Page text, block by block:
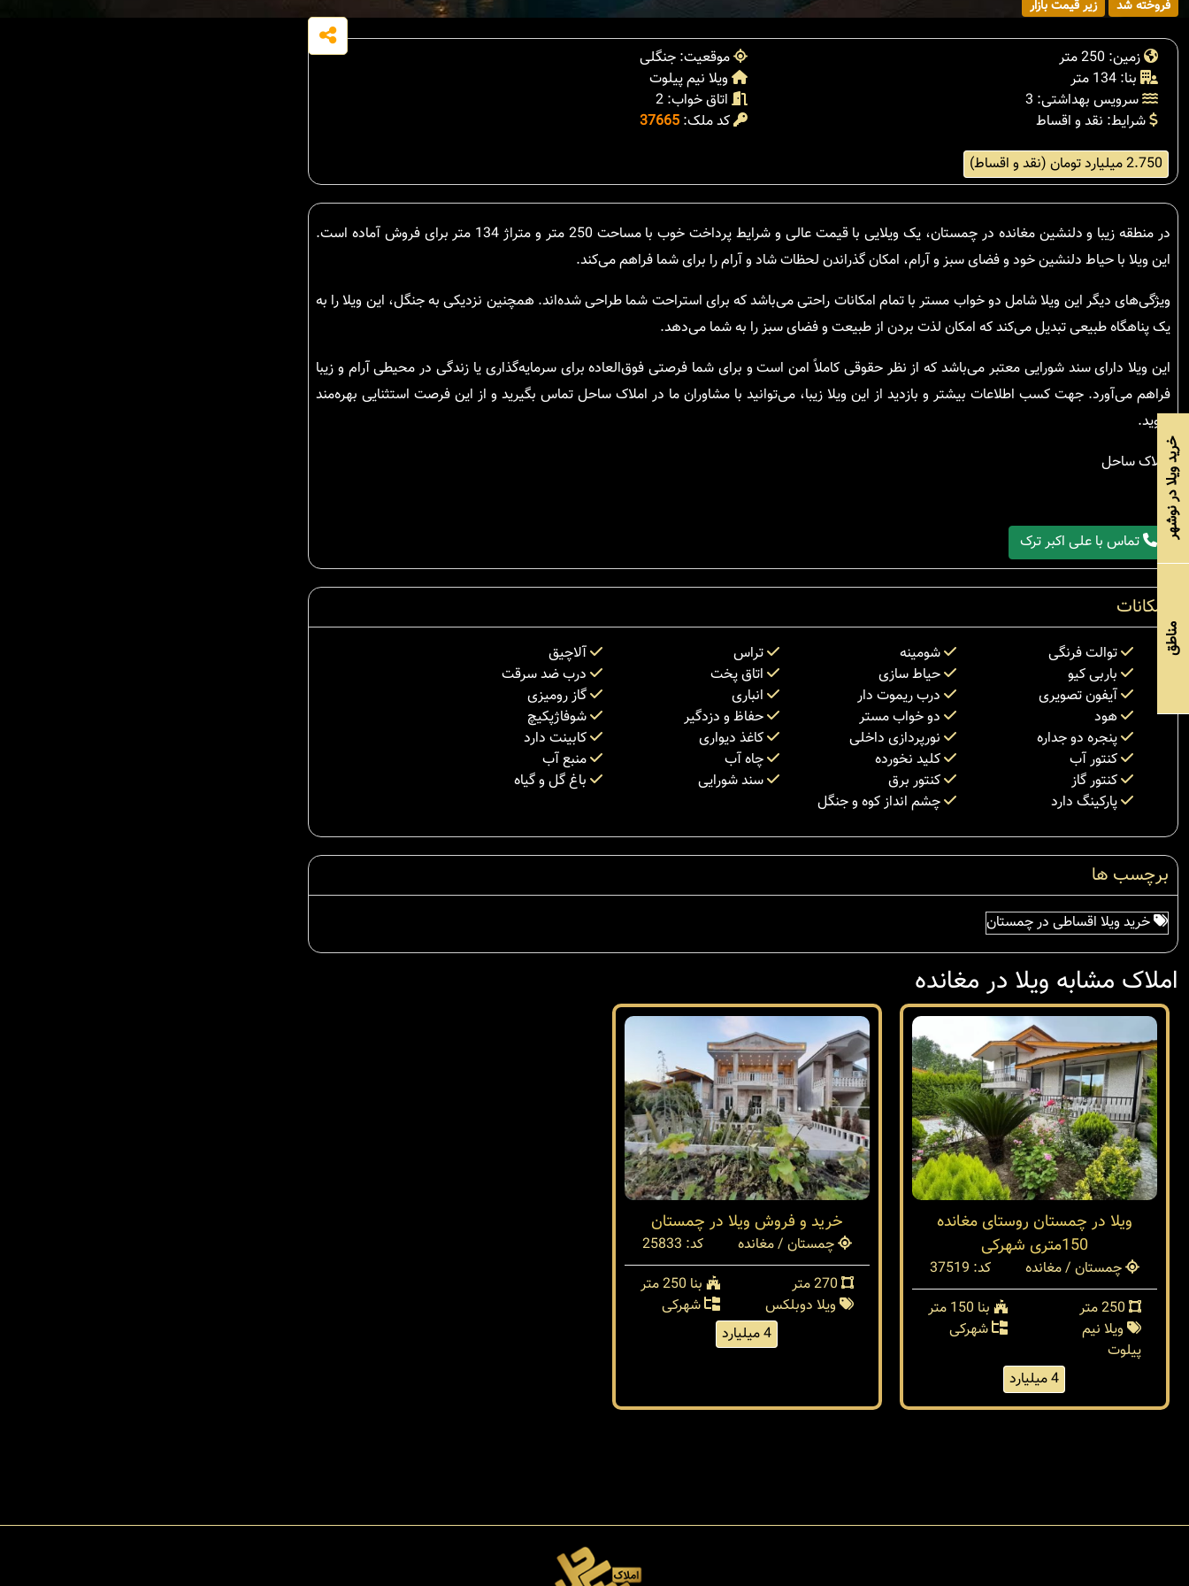
فروخته شد زیر قیمت بازار
زمین: 250 متر
موقعیت: جنگلی
بنا: 134 متر
ویلا نیم پیلوت
سرویس بهداشتی: 3
اتاق خواب: 2
شرایط: نقد و اقساط
کد ملک: 37665
2.750 میلیارد تومان (نقد و اقساط)
در منطقه زیبا و دلنشین مغانده در چمستان، یک ویلایی با قیمت عالی و شرایط پرداخت خوب با مساحت 250 متر و متراژ 134 متر برای فروش آماده است.
این ویلا با حیاط دلنشین خود و فضای سبز و آرام، امکان گذراندن لحظات شاد و آرام را برای شما فراهم می‌کند.
ویژگی‌های دیگر این ویلا شامل دو خواب مستر با تمام امکانات راحتی می‌باشد که برای استراحت شما طراحی شده‌اند. همچنین نزدیکی به جنگل، این ویلا را به
یک پناهگاه طبیعی تبدیل می‌کند که امکان لذت بردن از طبیعت و فضای سبز را به شما می‌دهد.
این ویلا دارای سند شورایی معتبر می‌باشد که از نظر حقوقی کاملاً امن است و برای شما فرصتی فوق‌العاده برای سرمایه‌گذاری یا زندگی در محیطی آرام و زیبا
فراهم می‌آورد. جهت کسب اطلاعات بیشتر و بازدید از این ویلا زیبا، می‌توانید با مشاوران ما در املاک ساحل تماس بگیرید و از این فرصت استثنایی بهره‌مند
شوید.
املاک ساحل
تماس با علی اکبر ترک
امکانات
توالت فرنگی شومینه تراس
آلاچیق
باربی کیو
حیاط سازی اتاق پخت
درب ضد سرقت
آیفون تصویری
درب ریموت دار انباری
گاز رومیزی
هود
دو خواب مستر حفاظ و دزدگیر
شوفاژپکیچ
پنجره دو جداره
نورپردازی داخلی کاغذ دیواری
کابینت دارد
کنتور آب
کلید نخورده چاه آب
منبع آب
کنتور گاز
کنتور برق سند شورایی
باغ گل و گیاه
پارکینگ دارد
چشم انداز کوه و جنگل
برچسب ها
خرید ویلا اقساطی در چمستان
املاک مشابه ویلا در مغانده
ویلا در چمستان روستای مغانده
150متری شهرکی
چمستان / مغانده
کد: 37519
بنا 150 متر
ویلا نیم
پیلوت
شهرکی
4 میلیارد
خرید و فروش ویلا در چمستان
چمستان / مغانده
کد: 25833
بنا 250 متر
ویلا دوبلکس
شهرکی
4 میلیارد
خرید ویلا در نوشهر
مناطق